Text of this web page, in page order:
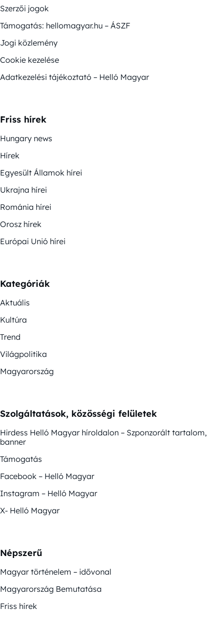
Szerzői jogok
Támogatás: hellomagyar.hu – ÁSZF
Jogi közlemény
Cookie kezelése
Adatkezelési tájékoztató – Helló Magyar
Friss hírek
Hungary news
Hírek
Egyesült Államok hírei
Ukrajna hírei
Románia hírei
Orosz hírek
Európai Unió hírei
Kategóriák
Aktuális
Kultúra
Trend
Világpolitika
Magyarország
Szolgáltatások, közösségi felületek
Hirdess Helló Magyar híroldalon – Szponzorált tartalom,
banner
Támogatás
Facebook – Helló Magyar
Instagram – Helló Magyar
X- Helló Magyar
Népszerű
Magyar történelem – idővonal
Magyarország Bemutatása
Friss hírek